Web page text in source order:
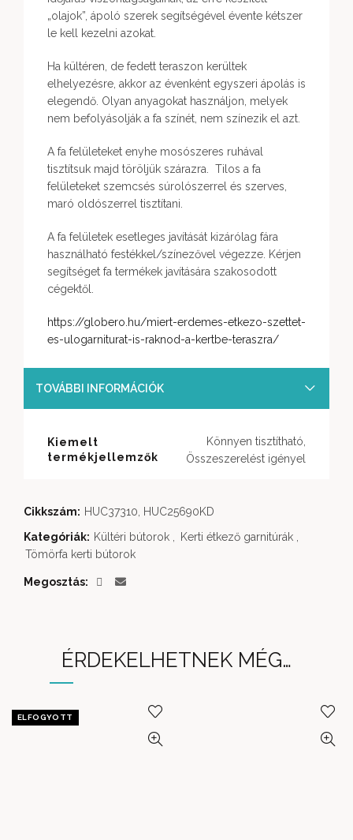
„olajok”, ápoló szerek segítségével évente kétszer
le kell kezelni azokat.
Ha kültéren, de fedett teraszon kerültek
elhelyezésre, akkor az évenként egyszeri ápolás is
elegendő. Olyan anyagokat használjon, melyek
nem befolyásolják a fa színét, nem színezik el azt.
A fa felületeket enyhe mosószeres ruhával
tisztítsuk majd töröljük szárazra. Tilos a fa
felületeket szemcsés súrolószerrel és szerves,
maró oldószerrel tisztítani.
A fa felületek esetleges javítását kizárólag fára
használható festékkel/színezővel végezze. Kérjen
segítséget fa termékek javítására szakosodott
cégektől.
https://globero.hu/miert-erdemes-etkezo-szettet-
es-ulogarniturat-is-raknod-a-kertbe-teraszra/
TOVÁBBI INFORMÁCIÓK
Kiemelt
termékjellemzők
Könnyen tisztítható,
Összeszerelést igényel
Cikkszám: HUC37310, HUC25690KD
Kategóriák: Kültéri bútorok Kerti étkező garnitúrák
Tömörfa kerti bútorok
Megosztás
ÉRDEKELHETNEK MÉG…
ELFOGYOTT